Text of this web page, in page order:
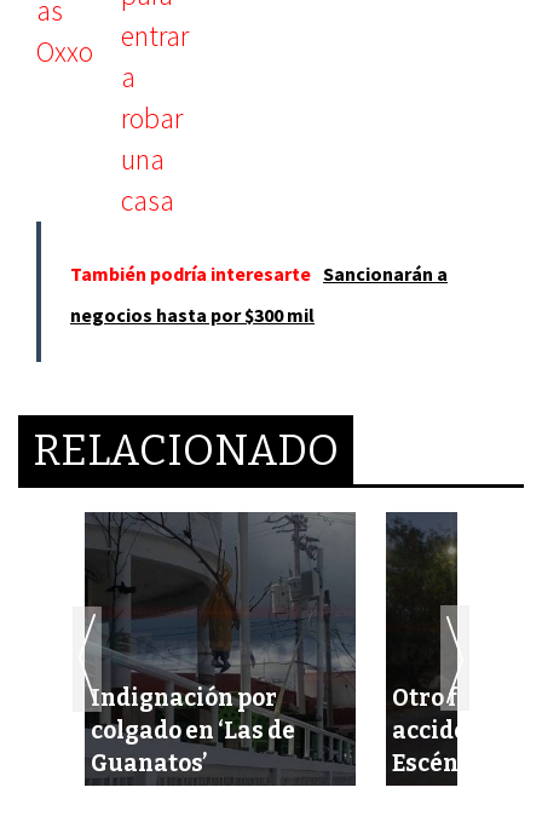
También podría interesarte Sancionarán a
negocios hasta por $300 mil
RELACIONADO
Indignación por
colgado en ‘Las de
Guanatos’
Otro
accidente
Escénica